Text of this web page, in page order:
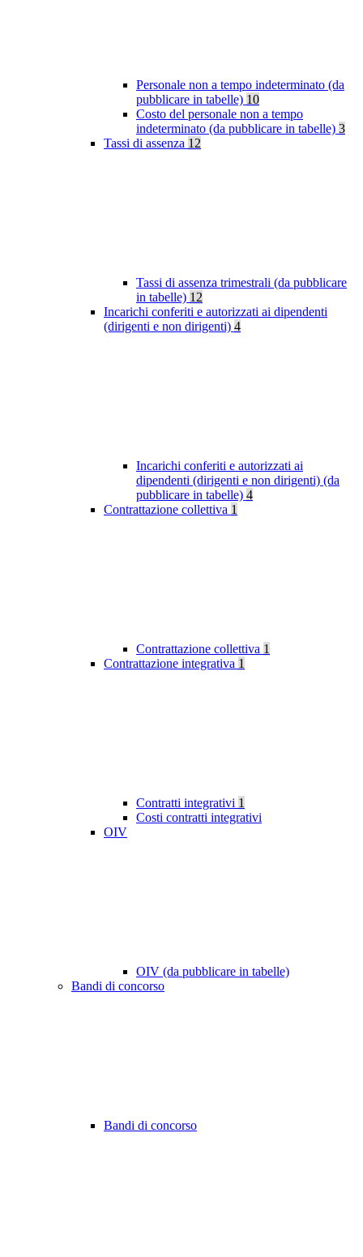
Personale non a tempo indeterminato (da
pubblicare in tabelle) 10
Costo del personale non a tempo
indeterminato (da pubblicare in tabelle) 3
Tassi di assenza 12
Tassi di assenza trimestrali (da pubblicare
in tabelle) 12
Incarichi conferiti e autorizzati ai dipendenti
(dirigenti e non dirigenti) 4
Incarichi conferiti e autorizzati ai
dipendenti (dirigenti e non dirigenti) (da
pubblicare in tabelle) 4
Contrattazione collettiva 1
Contrattazione collettiva 1
Contrattazione integrativa 1
Contratti integrativi 1
Costi contratti integrativi
OIV
OIV (da pubblicare in tabelle)
Bandi di concorso
Bandi di concorso